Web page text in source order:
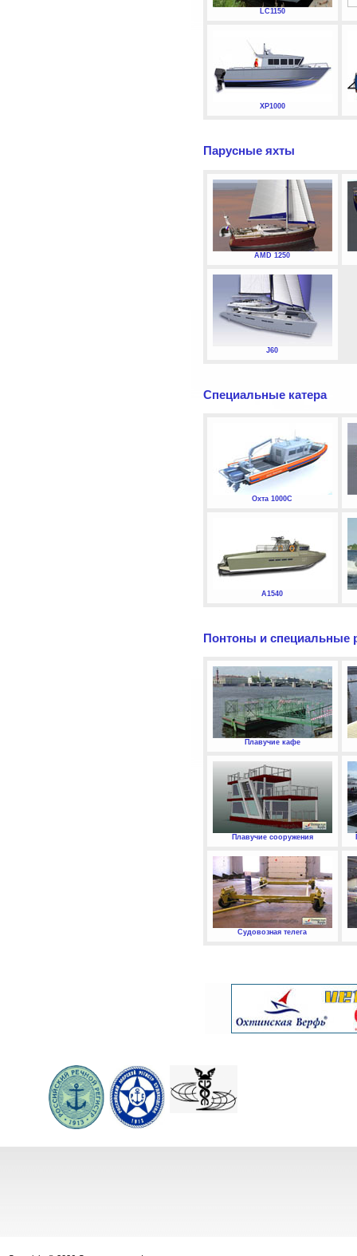
LC1150
XP1000
Парусные яхты
AMD 1250
J60
Специальные катера
Охта 1000С
А1540
Понтоны и специальные
Плавучие кафе
Плавучие сооружения
Судовозная телега